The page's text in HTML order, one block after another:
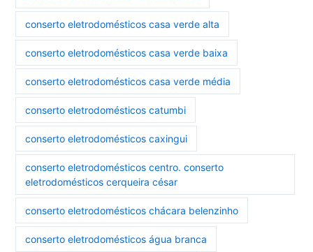
conserto eletrodomésticos casa verde alta
conserto eletrodomésticos casa verde baixa
conserto eletrodomésticos casa verde média
conserto eletrodomésticos catumbi
conserto eletrodomésticos caxingui
conserto eletrodomésticos centro. conserto
eletrodomésticos cerqueira césar
conserto eletrodomésticos chácara belenzinho
conserto eletrodomésticos água branca